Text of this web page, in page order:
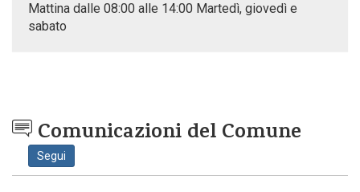
Mattina dalle 08:00 alle 14:00 Martedì, giovedì e
sabato
Comunicazioni del Comune
Segui